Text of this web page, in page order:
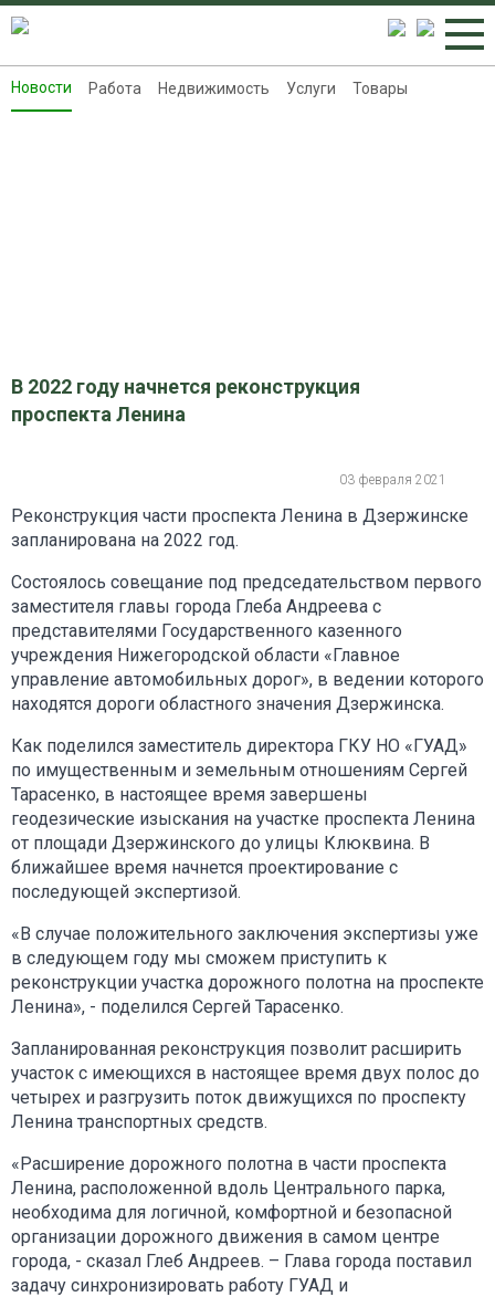
Новости
Новости Работа Недвижимость Услуги Товары
В 2022 году начнется реконструкция
проспекта Ленина
03 февраля 2021
Реконструкция части проспекта Ленина в Дзержинске
запланирована на 2022 год.
Состоялось совещание под председательством первого
заместителя главы города Глеба Андреева с
представителями Государственного казенного
учреждения Нижегородской области «Главное
управление автомобильных дорог», в ведении которого
находятся дороги областного значения Дзержинска.
Как поделился заместитель директора ГКУ НО «ГУАД»
по имущественным и земельным отношениям Сергей
Тарасенко, в настоящее время завершены
геодезические изыскания на участке проспекта Ленина
от площади Дзержинского до улицы Клюквина. В
ближайшее время начнется проектирование с
последующей экспертизой.
«В случае положительного заключения экспертизы уже
в следующем году мы сможем приступить к
реконструкции участка дорожного полотна на проспекте
Ленина», - поделился Сергей Тарасенко.
Запланированная реконструкция позволит расширить
участок с имеющихся в настоящее время двух полос до
четырех и разгрузить поток движущихся по проспекту
Ленина транспортных средств.
«Расширение дорожного полотна в части проспекта
Ленина, расположенной вдоль Центрального парка,
необходима для логичной, комфортной и безопасной
организации дорожного движения в самом центре
города, - сказал Глеб Андреев. – Глава города поставил
задачу синхронизировать работу ГУАД и